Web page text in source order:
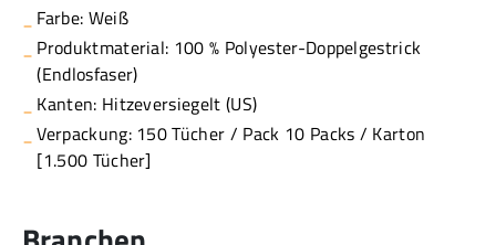
Farbe: Weiß
Produktmaterial: 100 % Polyester-Doppelgestrick
(Endlosfaser)
Kanten: Hitzeversiegelt (US)
Verpackung: 150 Tücher / Pack 10 Packs / Karton
[1.500 Tücher]